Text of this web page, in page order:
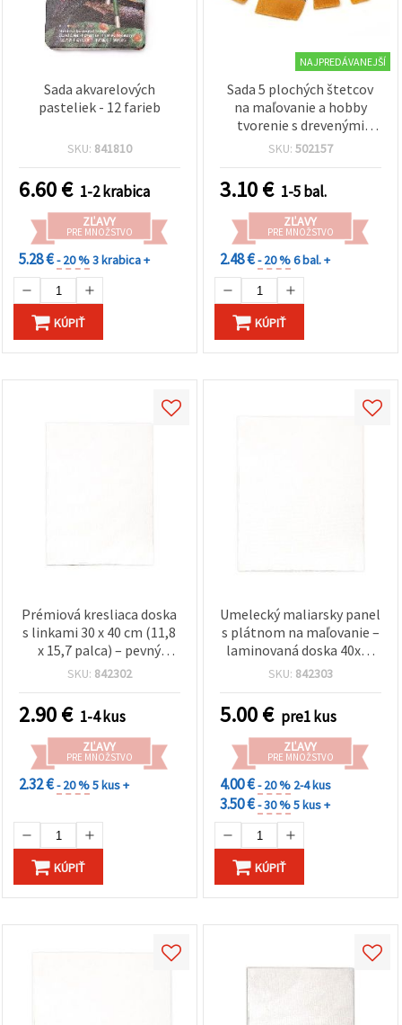
Sada akvarelových
pasteliek - 12 farieb
SKU: 841810
6.60€ 1-2 krabica
ZĽAVY
PRE MNOŽSTVO
5.28 €- 20 %3 krabica +
KÚPIŤ
NAJPREDÁVANEJŠÍ
Sada 5 plochých štetcov
na maľovanie a hobby
tvorenie s drevenými
rukoväťami – mix 18 mm,
mm | EM ART
SKU: 502157
3.10€ 1-5 bal.
ZĽAVY
PRE MNOŽSTVO
2.48 €- 20 %6 bal. +
KÚPIŤ
Prémiová kresliaca doska
s linkami 30 x 40 cm (11,8
x 15,7 palca) – pevný
štruktúrovaný umelecký
skicovanie, technické
kreslenie a ilustráciu
SKU: 842302
2.90€ 1-4 kus
ZĽAVY
PRE MNOŽSTVO
2.32 €- 20 %5 kus +
KÚPIŤ
Umelecký maliarsky panel
s plátnom na maľovanie –
laminovaná doska 40x50
cm
SKU: 842303
5.00€ pre1 kus
ZĽAVY
PRE MNOŽSTVO
4.00 €- 20 % 2-4 kus
3.50 €- 30 %5 kus +
KÚPIŤ